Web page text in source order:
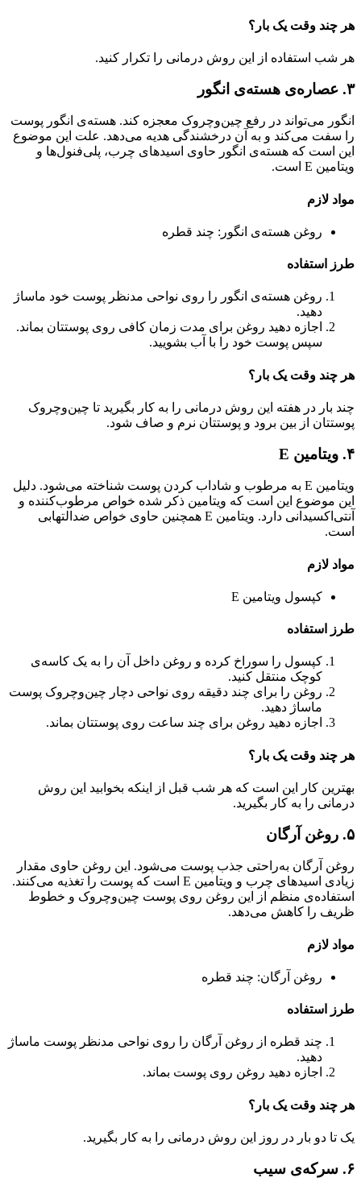
هر چند وقت یک بار؟
هر شب استفاده از این روش درمانی را تکرار کنید.
۳. عصاره‌ی هسته‌ی انگور
انگور می‌تواند در رفع چین‌وچروک معجزه کند. هسته‌ی انگور پوست
را سفت می‌کند و به آن درخشندگی هدیه می‌دهد. علت این موضوع
این است که هسته‌ی انگور حاوی اسیدهای چرب، پلی‌فنول‌ها و
ویتامین E است.
مواد لازم
روغن هسته‌ی انگور: چند قطره
طرز استفاده
روغن هسته‌‌ی انگور را روی نواحی مدنظر پوست خود ماساژ
دهید.
اجازه دهید روغن برای مدت زمان کافی روی پوستتان بماند.
سپس پوست خود را با آب بشویید.
هر چند وقت یک بار؟
چند بار در هفته این روش درمانی را به کار بگیرید تا چین‌وچروک
پوستتان از بین برود و پوستتان نرم و صاف شود.
۴‌. ویتامین E
ویتامین E به مرطوب و شاداب کردن پوست شناخته می‌شود. دلیل
این موضوع این است که ویتامین ذکر شده خواص مرطوب‌کننده و
آنتی‌اکسیدانی دارد. ویتامین E همچنین حاوی خواص ضدالتهابی
است.
مواد لازم
کپسول ویتامین E
طرز استفاده
کپسول را سوراخ کرده و روغن داخل آن را به یک کاسه‌ی
کوچک منتقل کنید.
روغن را برای چند دقیقه روی نواحی دچار چین‌وچروک پوست
ماساژ دهید.
اجازه دهید روغن برای چند ساعت روی پوستتان بماند.
هر چند وقت یک بار؟
بهترین کار این است که هر شب قبل از اینکه بخوابید این روش
درمانی را به کار بگیرید.
۵. روغن آرگان
روغن آرگان به‌راحتی جذب پوست می‌شود. این روغن حاوی مقدار
زیادی اسیدهای چرب و ویتامین E است که پوست را تغذیه می‌کنند.
استفاده‌ی منظم از این روغن روی پوست چین‌وچروک و خطوط
ظریف را کاهش می‌دهد.
مواد لازم
روغن آرگان: چند قطره
طرز استفاده
چند قطره از روغن آرگان را روی نواحی مدنظر پوست ماساژ
دهید.
اجازه دهید روغن روی پوست بماند.
هر چند وقت یک بار؟
یک تا دو بار در روز این روش درمانی را به کار بگیرید.
۶. سرکه‌ی سیب